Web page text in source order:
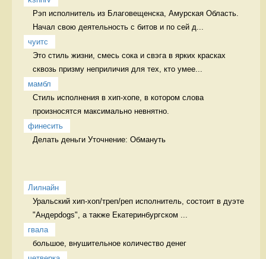
Рэп исполнитель из Благовещенска, Амурская Область.
Начал свою деятельность с битов и по сей д...
чуитс
Это стиль жизни, смесь сока и свэга в ярких красках
сквозь призму неприличия для тех, кто умее...
мамбл
Стиль исполнения в хип-хопе, в котором слова
произносятся максимально невнятно.
финесить
Делать деньги Уточнение: Обмануть
Лилнайн
Уральский хип-хоп/треп/реп исполнитель, состоит в дуэте
"Андерdogs", а также Екатеринбургском ...
гвала
большое, внушительное количество денег